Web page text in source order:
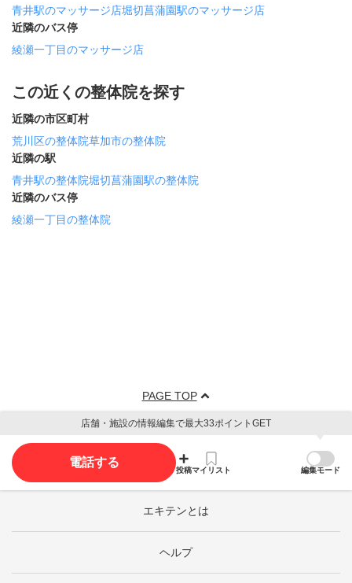
青井駅のマッサージ店堀切菖蒲園駅のマッサージ店
近隣のバス停
綾瀬一丁目のマッサージ店
この近くの整体院を探す
近隣の市区町村
荒川区の整体院草加市の整体院
近隣の駅
青井駅の整体院堀切菖蒲園駅の整体院
近隣のバス停
綾瀬一丁目の整体院
PAGE TOP
店舗・施設の情報編集で最大33ポイントGET
電話する
投稿マイリスト 編集モード
エキテンとは
ヘルプ